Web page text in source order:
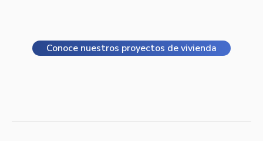
Conoce nuestros proyectos de vivienda